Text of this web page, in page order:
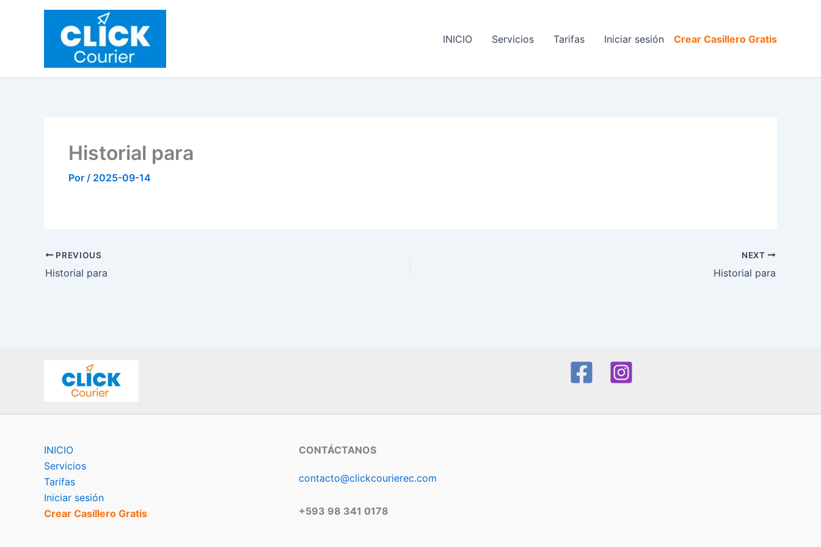
INICIO Servicios Tarifas Iniciar sesión Crear Casillero Gratis
Historial para
Por / 2025-09-14
PREVIOUS
Historial para
NEXT
Historial para
INICIO
Servicios
Tarifas
Iniciar sesión
Crear Casillero Gratis
CONTÁCTANOS
contacto@clickcourierec.com
+593 98 341 0178